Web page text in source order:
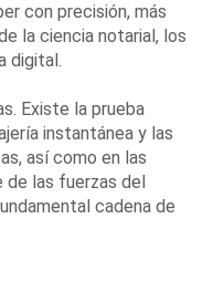
con precisión, más
la ciencia notarial, los
digital.
Existe la prueba
instantánea y las
así como en las
de las fuerzas del
cadena de